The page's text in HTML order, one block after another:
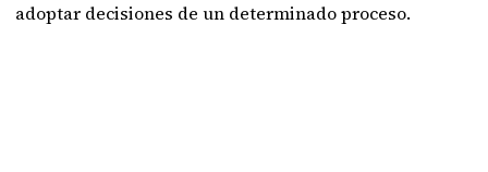
adoptar decisiones de un determinado proceso.